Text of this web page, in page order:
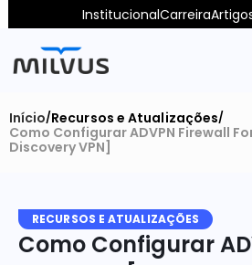
InstitucionalCarreira
Início/Recursos e Atualizações/
Como Configurar ADVPN Firewall
Discovery VPN]
RECURSOS E ATUALIZAÇÕES
Como Configurar